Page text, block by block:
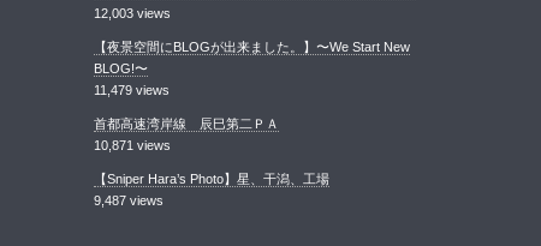
12,003 views
【夜景空間にBLOGが出来ました。】〜We Start New
BLOG!〜
11,479 views
首都高速湾岸線 辰巳第二ＰＡ
10,871 views
【Sniper Hara’s Photo】星、干潟、工場
9,487 views